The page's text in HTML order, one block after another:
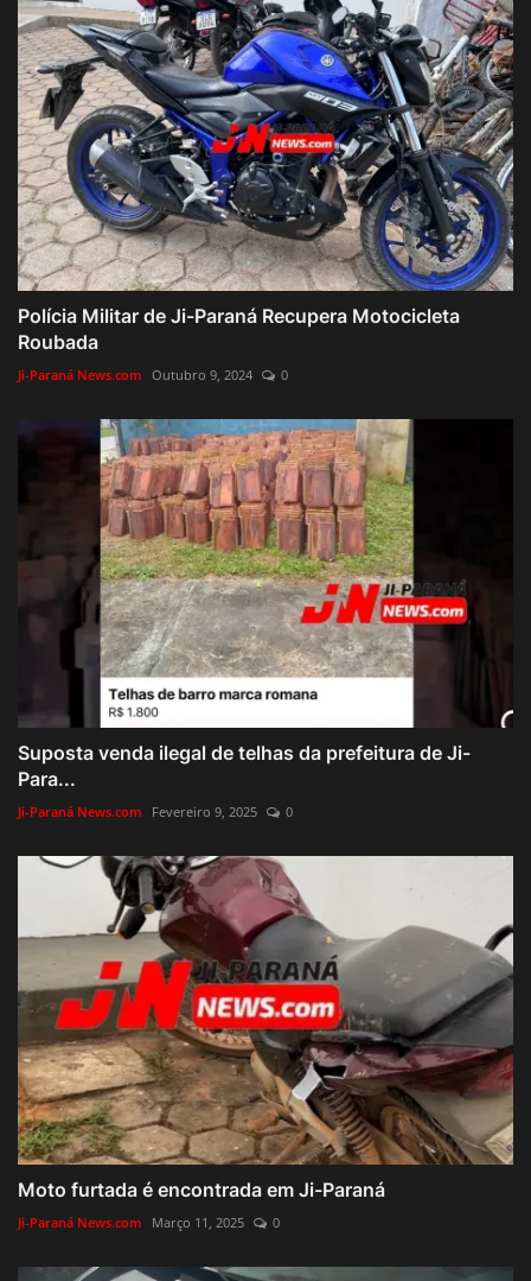
Polícia Militar de Ji-Paraná Recupera Motocicleta
Roubada
Ji-Paraná News.com Outubro 9, 2024 0
Suposta venda ilegal de telhas da prefeitura de Ji-
Para...
Ji-Paraná News.com Fevereiro 9, 2025 0
Moto furtada é encontrada em Ji-Paraná
Ji-Paraná News.com Março 11, 2025 0